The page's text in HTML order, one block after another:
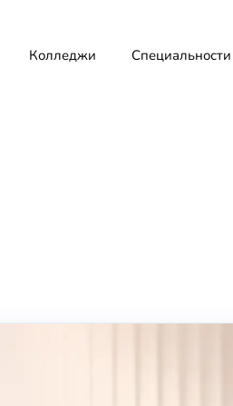
Колледжи Специальности